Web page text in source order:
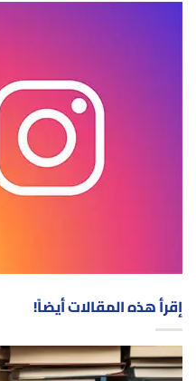
إقرأ هذه المقالات أيضاً!